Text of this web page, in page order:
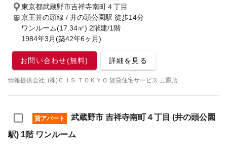
東京都武蔵野市吉祥寺南町４丁目
京王井の頭線 / 井の頭公園駅 徒歩14分
ワンルーム(17.34㎡) 2階建/1階
1984年3月(築42年6ヶ月)
お問い合わせ(無料) 詳細を見る
情報提供会社: (株)ＣＪＳ ＴＯＫＹＯ 賃貸住宅サービス 三鷹店
貸アパート
武蔵野市 吉祥寺南町４丁目 (井の頭公園
駅) 1階 ワンルーム